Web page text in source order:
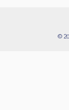
©